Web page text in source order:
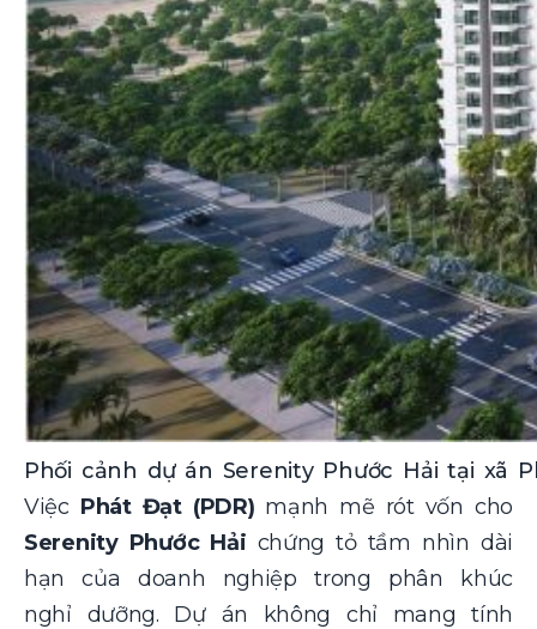
Phối cảnh dự án Serenity Phước Hải tại xã
Việc Phát Đạt (PDR) mạnh mẽ rót vốn cho
Serenity Phước Hải chứng tỏ tầm nhìn dài
hạn của doanh nghiệp trong phân khúc
nghỉ dưỡng. Dự án không chỉ mang tính